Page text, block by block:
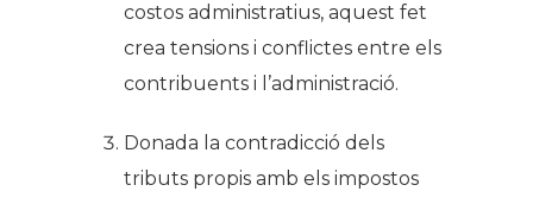
costos administratius, aquest fet
crea tensions i conflictes entre els
contribuents i l’administració.
Donada la contradicció dels
tributs propis amb els impostos